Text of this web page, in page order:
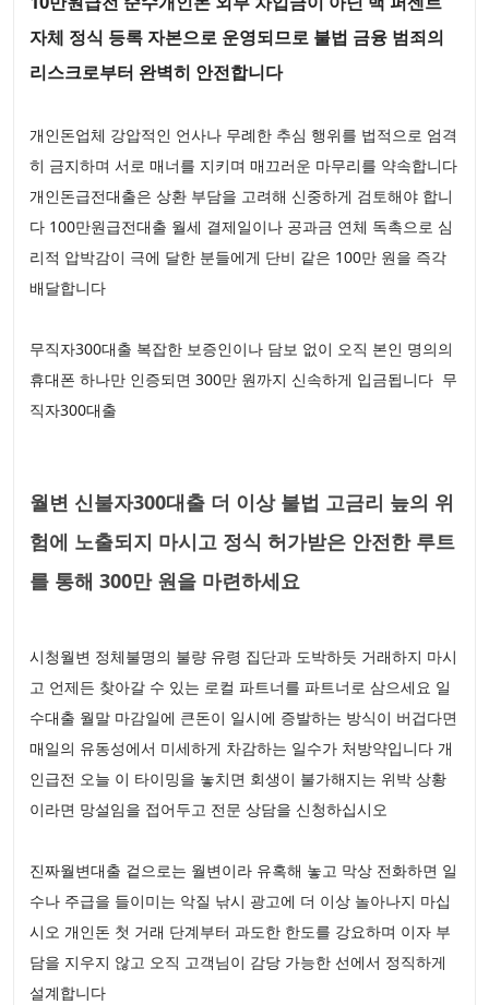
자체 정식 등록 자본으로 운영되므로 불법 금융 범죄의
리스크로부터 완벽히 안전합니다
개인돈업체 강압적인 언사나 무례한 추심 행위를 법적으로 엄격
히 금지하며 서로 매너를 지키며 매끄러운 마무리를 약속합니다
개인돈급전대출은 상환 부담을 고려해 신중하게 검토해야 합니
다 100만원급전대출 월세 결제일이나 공과금 연체 독촉으로 심
리적 압박감이 극에 달한 분들에게 단비 같은 100만 원을 즉각
배달합니다
무직자300대출 복잡한 보증인이나 담보 없이 오직 본인 명의의
휴대폰 하나만 인증되면 300만 원까지 신속하게 입금됩니다 무
직자300대출
월변 신불자300대출 더 이상 불법 고금리 늪의 위
험에 노출되지 마시고 정식 허가받은 안전한 루트
를 통해 300만 원을 마련하세요
시청월변 정체불명의 불량 유령 집단과 도박하듯 거래하지 마시
고 언제든 찾아갈 수 있는 로컬 파트너를 파트너로 삼으세요 일
수대출 월말 마감일에 큰돈이 일시에 증발하는 방식이 버겁다면
매일의 유동성에서 미세하게 차감하는 일수가 처방약입니다 개
인급전 오늘 이 타이밍을 놓치면 회생이 불가해지는 위박 상황
이라면 망설임을 접어두고 전문 상담을 신청하십시오
진짜월변대출 겉으로는 월변이라 유혹해 놓고 막상 전화하면 일
수나 주급을 들이미는 악질 낚시 광고에 더 이상 놀아나지 마십
시오 개인돈 첫 거래 단계부터 과도한 한도를 강요하며 이자 부
담을 지우지 않고 오직 고객님이 감당 가능한 선에서 정직하게
설계합니다